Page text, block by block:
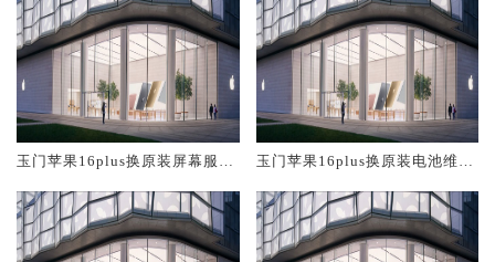
玉门苹果16plus换原装屏幕服务
玉门苹果16plus换原装电池维修